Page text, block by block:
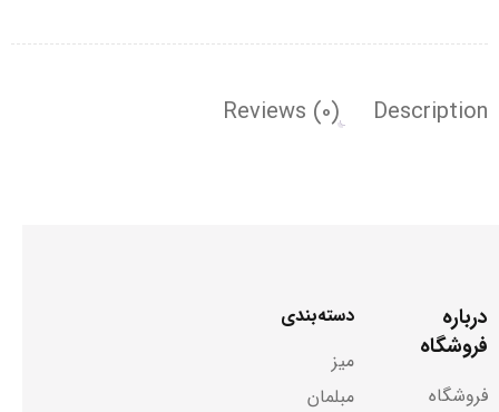
Description
Reviews (0)
درباره
فروشگاه
فروشگاه
دسته‌بندی
میز
مبلمان